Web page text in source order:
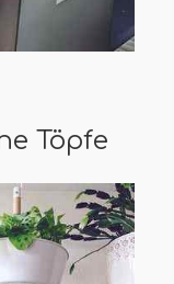
Töpfe